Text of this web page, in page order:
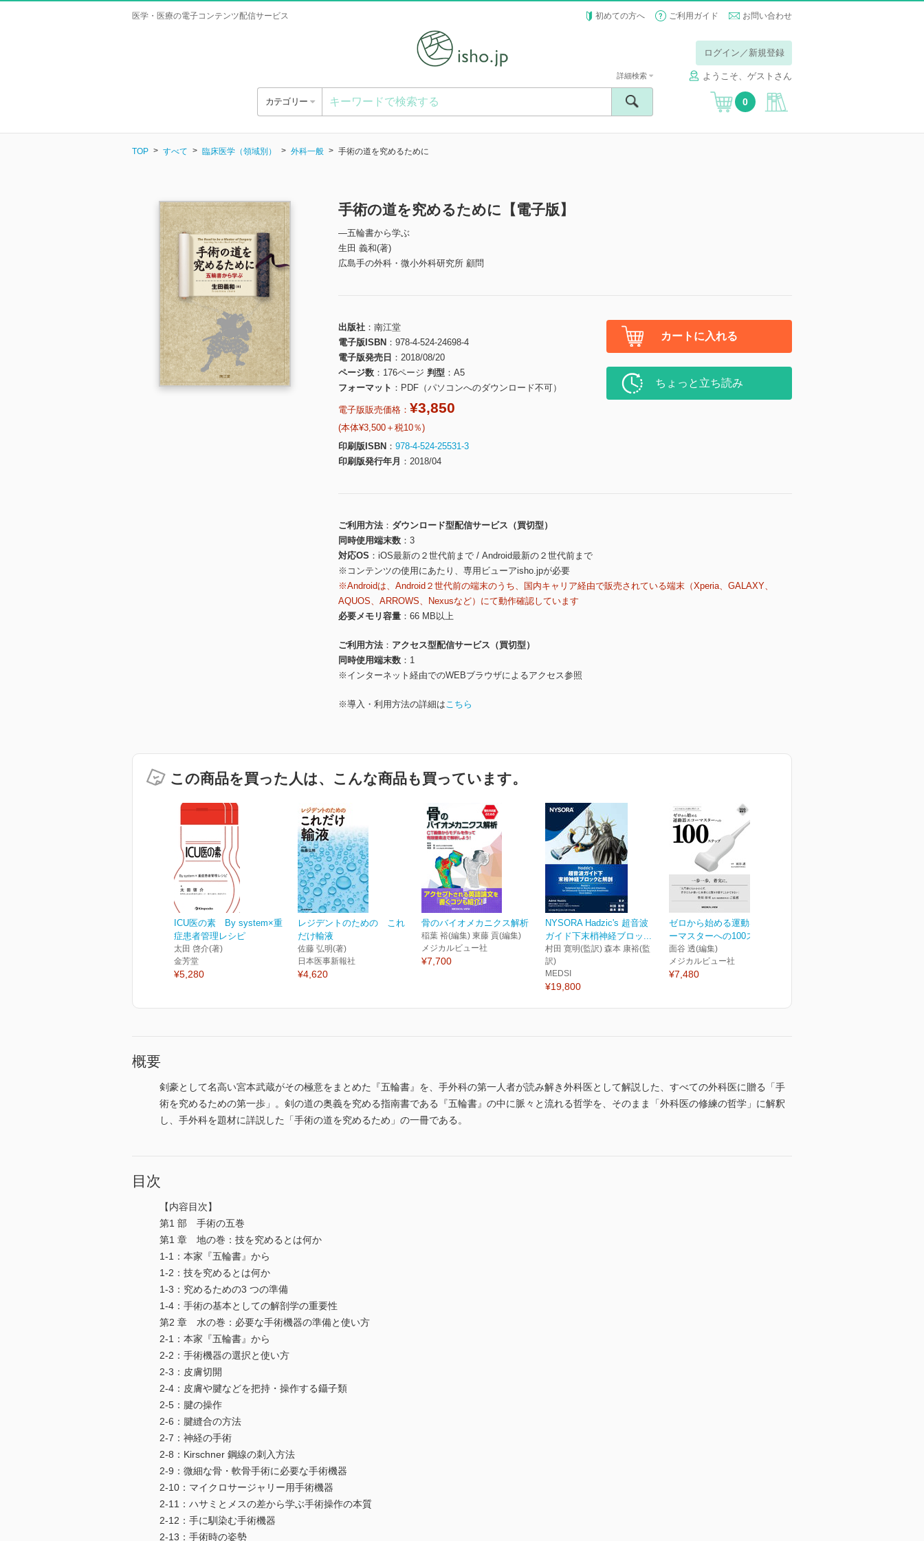
医学・医療の電子コンテンツ配信サービス 初めての方へ ご利用ガイド お問い合わせ
ログイン／新規登録
ようこそ、ゲストさん
カテゴリー
詳細検索
0
TOP すべて 臨床医学（領域別） 外科一般 手術の道を究めるために
手術の道を究めるために【電子版】
―五輪書から学ぶ
生田 義和(著)
広島手の外科・微小外科研究所 顧問
出版社
南江堂
電子版ISBN
978-4-524-24698-4
電子版発売日
2018/08/20
ページ数
176ページ 判型
A5
フォーマット
PDF（パソコンへのダウンロード不可）
電子版販売価格： ¥3,850
(本体¥3,500＋税10％)
印刷版ISBN
978-4-524-25531-3
印刷版発行年月
2018/04
カートに入れる
ちょっと立ち読み
ご利用方法
ダウンロード型配信サービス（買切型）
同時使用端末数
3
対応OS
iOS最新の２世代前まで / Android最新の２世代前まで
※コンテンツの使用にあたり、専用ビューアisho.jpが必要
※Androidは、Android２世代前の端末のうち、国内キャリア経由で販売されている端末（Xperia、GALAXY、
AQUOS、ARROWS、Nexusなど）にて動作確認しています
必要メモリ容量
66 MB以上
ご利用方法
アクセス型配信サービス（買切型）
同時使用端末数
1
※インターネット経由でのWEBブラウザによるアクセス参照
※導入・利用方法の詳細はこちら
この商品を買った人は、こんな商品も買っています。
ICU医の素 By system×重
症患者管理レシピ
太田 啓介(著)
金芳堂
¥5,280
レジデントのための これ
だけ輸液
佐藤 弘明(著)
日本医事新報社
¥4,620
骨のバイオメカニクス解析
稲葉 裕(編集) 東藤 貢(編集)
メジカルビュー社
¥7,700
NYSORA Hadzic's 超音波
ガイド下末梢神経ブロッ...
村田 寛明(監訳) 森本 康裕(監
訳)
MEDSI
¥19,800
ゼロから始める運動器エコ
ーマスターへの100ステ...
面谷 透(編集)
メジカルビュー社
¥7,480
概要
剣豪として名高い宮本武蔵がその極意をまとめた『五輪書』を、手外科の第一人者が読み解き外科医として解説した、すべての外科医に贈る「手
術を究めるための第一歩」。剣の道の奥義を究める指南書である『五輪書』の中に脈々と流れる哲学を、そのまま「外科医の修練の哲学」に解釈
し、手外科を題材に詳説した「手術の道を究めるため」の一冊である。
目次
【内容目次】
第1 部 手術の五巻
第1 章 地の巻：技を究めるとは何か
1-1：本家『五輪書』から
1-2：技を究めるとは何か
1-3：究めるための3 つの準備
1-4：手術の基本としての解剖学の重要性
第2 章 水の巻：必要な手術機器の準備と使い方
2-1：本家『五輪書』から
2-2：手術機器の選択と使い方
2-3：皮膚切開
2-4：皮膚や腱などを把持・操作する鑷子類
2-5：腱の操作
2-6：腱縫合の方法
2-7：神経の手術
2-8：Kirschner 鋼線の刺入方法
2-9：微細な骨・軟骨手術に必要な手術機器
2-10：マイクロサージャリー用手術機器
2-11：ハサミとメスの差から学ぶ手術操作の本質
2-12：手に馴染む手術機器
2-13：手術時の姿勢